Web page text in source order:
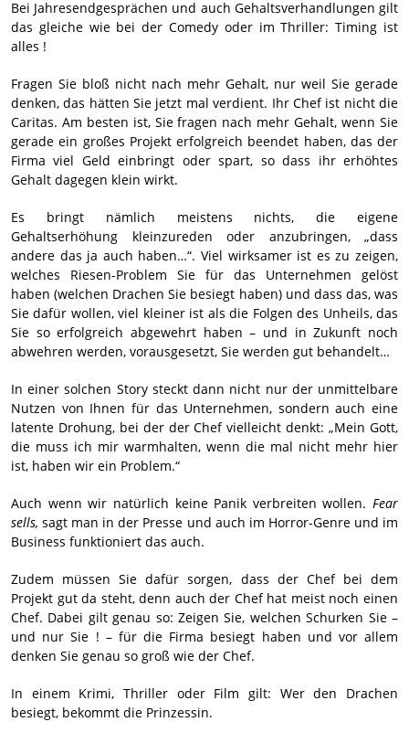
Bei Jahresendgesprächen und auch Gehaltsverhandlungen gilt
das gleiche wie bei der Comedy oder im Thriller: Timing ist
alles !
Fragen Sie bloß nicht nach mehr Gehalt, nur weil Sie gerade
denken, das hätten Sie jetzt mal verdient. Ihr Chef ist nicht die
Caritas. Am besten ist, Sie fragen nach mehr Gehalt, wenn Sie
gerade ein großes Projekt erfolgreich beendet haben, das der
Firma viel Geld einbringt oder spart, so dass ihr erhöhtes
Gehalt dagegen klein wirkt.
Es bringt nämlich meistens nichts, die eigene
Gehaltserhöhung kleinzureden oder anzubringen, „dass
andere das ja auch haben…“. Viel wirksamer ist es zu zeigen,
welches Riesen-Problem Sie für das Unternehmen gelöst
haben (welchen Drachen Sie besiegt haben) und dass das, was
Sie dafür wollen, viel kleiner ist als die Folgen des Unheils, das
Sie so erfolgreich abgewehrt haben – und in Zukunft noch
abwehren werden, vorausgesetzt, Sie werden gut behandelt…
In einer solchen Story steckt dann nicht nur der unmittelbare
Nutzen von Ihnen für das Unternehmen, sondern auch eine
latente Drohung, bei der der Chef vielleicht denkt: „Mein Gott,
die muss ich mir warmhalten, wenn die mal nicht mehr hier
ist, haben wir ein Problem.“
Auch wenn wir natürlich keine Panik verbreiten wollen. Fear
sells,sagt man in der Presse und auch im Horror-Genre und im
Business funktioniert das auch.
Zudem müssen Sie dafür sorgen, dass der Chef bei dem
Projekt gut da steht, denn auch der Chef hat meist noch einen
Chef. Dabei gilt genau so: Zeigen Sie, welchen Schurken Sie –
und nur Sie ! – für die Firma besiegt haben und vor allem
denken Sie genau so groß wie der Chef.
In einem Krimi, Thriller oder Film gilt: Wer den Drachen
besiegt, bekommt die Prinzessin.